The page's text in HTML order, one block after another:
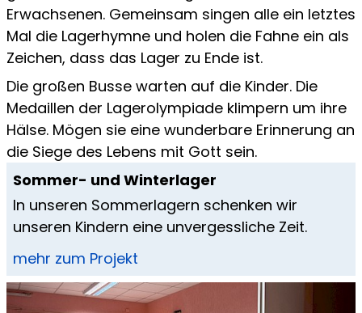
Erwachsenen. Gemeinsam singen alle ein letztes
Mal die Lagerhymne und holen die Fahne ein als
Zeichen, dass das Lager zu Ende ist.
Die großen Busse warten auf die Kinder. Die
Medaillen der Lagerolympiade klimpern um ihre
Hälse. Mögen sie eine wunderbare Erinnerung an
die Siege des Lebens mit Gott sein.
Sommer- und Winterlager
In unseren Sommerlagern schenken wir
unseren Kindern eine unvergessliche Zeit.
mehr zum Projekt